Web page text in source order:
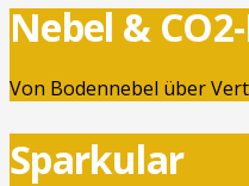
Nebel &
Von Bodennebel über
Sparkular